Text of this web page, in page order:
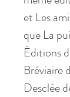
et Les
que La
Éditions
Bréviaire
Desclée